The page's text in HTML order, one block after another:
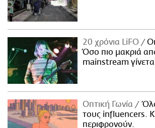
20 χρόνια LiFO
Όσο πιο μακριά
mainstream
Οπτική Γωνία
τους influencers.
περιφρονούν.